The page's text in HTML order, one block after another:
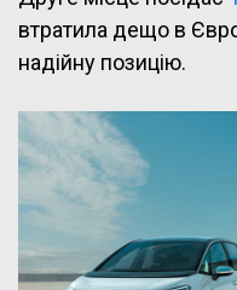
втратила дещо в
надійну позицію.